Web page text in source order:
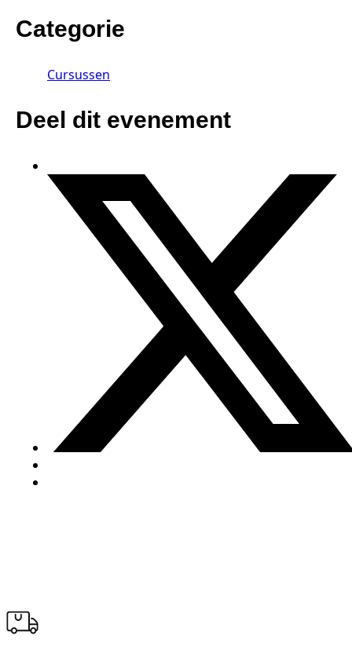
Categorie
Cursussen
Deel dit evenement